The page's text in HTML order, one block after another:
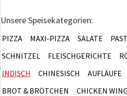
Unsere Speisekategorien:
PIZZA MAXI-PIZZA SALATE
SCHNITZEL
FLEISCHGERICHTE
INDISCH
CHINESISCH AUFLÄUFE
BROT & BRÖTCHEN
CHICKEN